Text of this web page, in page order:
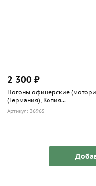
2 300 ₽
Погоны офицерские
(Германия), Копия...
Артикул: 36965